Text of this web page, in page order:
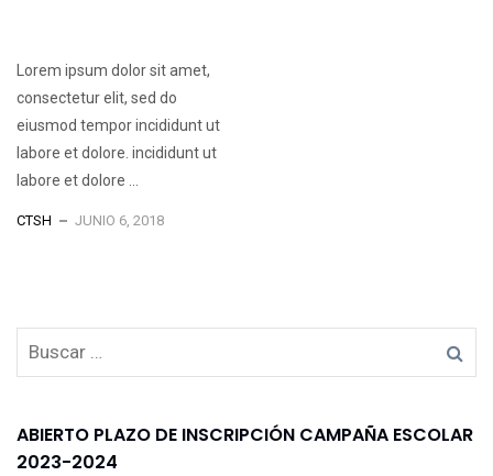
Lorem ipsum dolor sit amet,
consectetur elit, sed do
eiusmod tempor incididunt ut
labore et dolore. incididunt ut
labore et dolore ...
CTSH JUNIO 6, 2018
ABIERTO PLAZO DE INSCRIPCIÓN CAMPAÑA ESCOLAR
2023-2024